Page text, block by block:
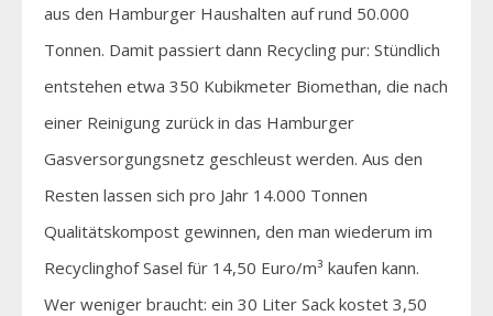
aus den Hamburger Haushalten auf rund 50.000
Tonnen. Damit passiert dann Recycling pur: Stündlich
entstehen etwa 350 Kubikmeter Biomethan, die nach
einer Reinigung zurück in das Hamburger
Gasversorgungsnetz geschleust werden. Aus den
Resten lassen sich pro Jahr 14.000 Tonnen
Qualitätskompost gewinnen, den man wiederum im
Recyclinghof Sasel für 14,50 Euro/m³ kaufen kann.
Wer weniger braucht: ein 30 Liter Sack kostet 3,50